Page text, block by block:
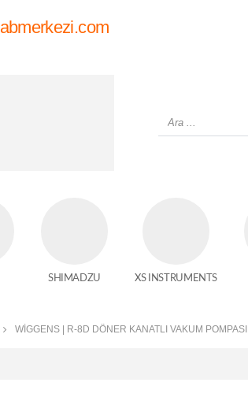
SHIMADZU XS INSTRUMENTS
WİGGENS | R-8D DÖNER KANATLI VAKUM POMPASI